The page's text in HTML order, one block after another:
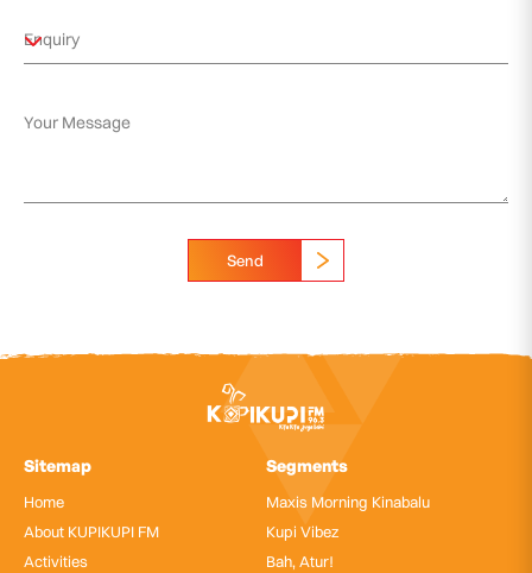
Send
Sitemap
Home
About KUPIKUPI FM
Activities
Segments
Maxis Morning Kinabalu
Kupi Vibez
Bah, Atur!